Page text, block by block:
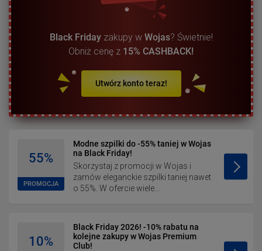
Black Fridayzakupy w Wojas? Świetnie!
Obniż cenę z 15% CASHBACK!
Utwórz konto teraz!
55%
PROMOCJA
Modne szpilki do -55% taniej w Wojas
na Black Friday!
Skorzystaj z promocji w Wojas i
zamów eleganckie szpilki taniej nawet
o 55%. W ofercie wiele...
10%
Black Friday 2026! -10% rabatu na
kolejne zakupy w Wojas Premium
Club!